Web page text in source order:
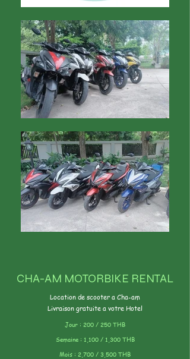
CHA-AM MOTORBIKE RENTAL
Location de scooter a Cha-am
Livraison gratuite a votre Hotel
Jour : 200 / 250 THB
Semaine : 1,100 / 1,300 THB
Mois : 2,700 / 3,500 THB